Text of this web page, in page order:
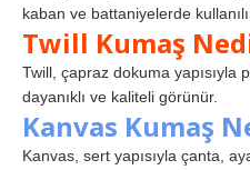
kaban ve battaniyelerde
Twill Kumaş
Twill, çapraz dokuma yapısıyla
dayanıklı ve kaliteli görünür.
Kanvas Kumaş
Kanvas, sert yapısıyla çanta,